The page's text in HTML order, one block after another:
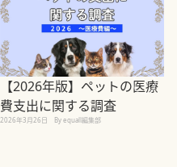
【2026年版】ペットの医療
費支出に関する調査
2026年3月26日 By equall編集部